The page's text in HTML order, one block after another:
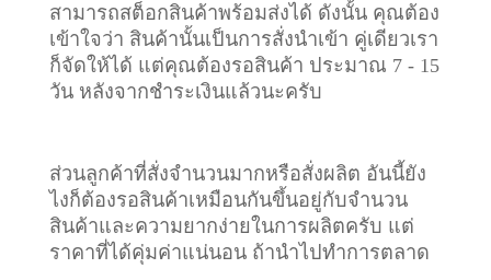
สามารถสต็อกสินค้าพร้อมส่งได้ ดังนั้น คุณต้อง
เข้าใจว่า สินค้านั้นเป็นการสั่งนำเข้า คู่เดียวเรา
ก็จัดให้ได้ แต่คุณต้องรอสินค้า ประมาณ 7 - 15
วัน หลังจากชำระเงินแล้วนะครับ
ส่วนลูกค้าที่สั่งจำนวนมากหรือสั่งผลิต อันนี้ยัง
ไงก็ต้องรอสินค้าเหมือนกันขึ้นอยู่กับจำนวน
สินค้าและความยากง่ายในการผลิตครับ แต่
ราคาที่ได้คุ่มค่าแน่นอน ถ้านำไปทำการตลาด